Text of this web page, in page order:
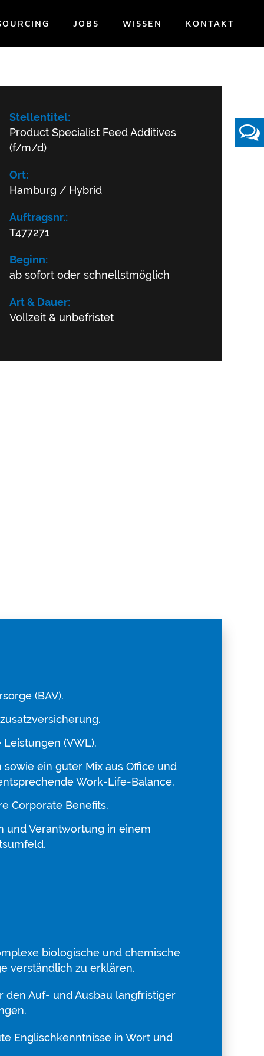
JOBS WISSEN KONTAKT
Stellentitel:
Product Specialist Feed Additives
(f/m/d)
Ort:
Hamburg / Hybrid
Auftragsnr.:
T477271
Beginn:
ab sofort oder schnellstmöglich
Art & Dauer:
Vollzeit & unbefristet
(BAV).
(VWL).
ein guter Mix aus Office und
Work-Life-Balance.
Corporate Benefits.
und Verantwortung in einem
biologische und chemische
verständlich zu erklären.
den Auf- und Ausbau langfristiger
Englischkenntnisse in Wort und